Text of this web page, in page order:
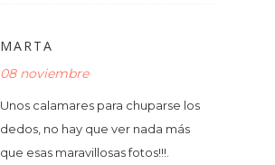
MARTA
08 noviembre
Unos calamares para chuparse los
dedos, no hay que ver nada más
que esas maravillosas fotos!!!.